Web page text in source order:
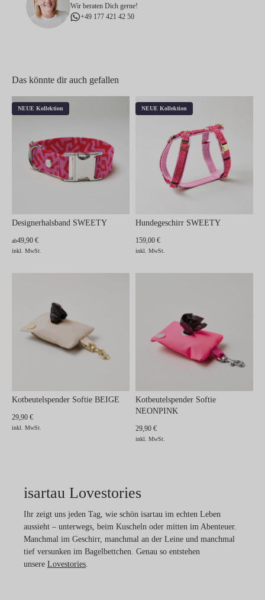
Wir beraten Dich gerne!
+49 177 421 42 50
Das könnte dir auch gefallen
NEUE Kollektion
Designerhalsband SWEETY
ab49,90 €
inkl. MwSt.
NEUE Kollektion
Hundegeschirr SWEETY
159,00 €
inkl. MwSt.
Kotbeutelspender Softie BEIGE
29,90 €
inkl. MwSt.
Kotbeutelspender Softie
NEONPINK
29,90 €
inkl. MwSt.
isartau Lovestories
Ihr zeigt uns jeden Tag, wie schön isartau im echten Leben
aussieht – unterwegs, beim Kuscheln oder mitten im Abenteuer.
Manchmal im Geschirr, manchmal an der Leine und manchmal
tief versunken im Bagelbettchen. Genau so entstehen
unsere Lovestories.